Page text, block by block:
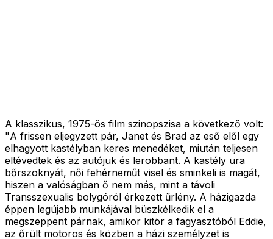
A klasszikus, 1975-ös film szinopszisa a következő volt:
"A frissen eljegyzett pár, Janet és Brad az eső elől egy
elhagyott kastélyban keres menedéket, miután teljesen
eltévedtek és az autójuk és lerobbant. A kastély ura
bőrszoknyát, női fehérneműt visel és sminkeli is magát,
hiszen a valóságban ő nem más, mint a távoli
Transszexualis bolygóról érkezett űrlény. A házigazda
éppen legújabb munkájával büszkélkedik el a
megszeppent párnak, amikor kitör a fagyasztóból Eddie,
az őrült motoros és közben a házi személyzet is